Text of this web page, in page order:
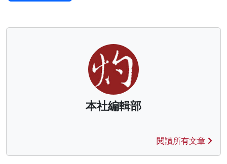
本社編輯部
閱讀所有文章